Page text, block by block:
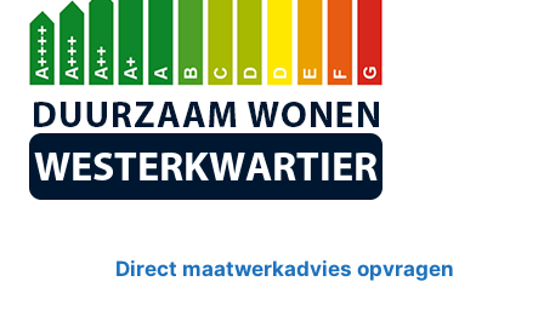
Direct maatwerkadvies opvragen